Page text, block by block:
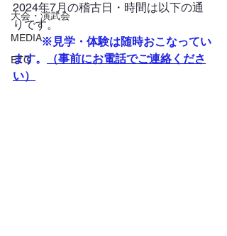
大会・演武会
MEDIA
ETC
2024年7月の稽古日・時間は以下の通
りです。
※見学・体験は随時おこなってい
ます。
（事前にお電話でご連絡くださ
い）